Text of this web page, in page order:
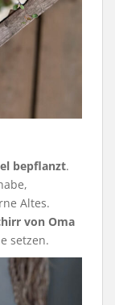
bepflanzt.
Altes.
von Oma
setzen.